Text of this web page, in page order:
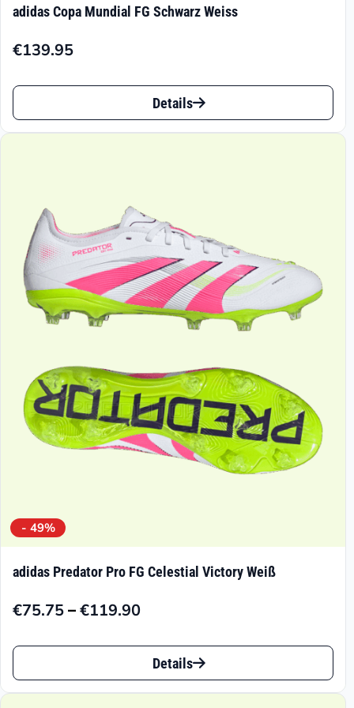
adidas Copa Mundial FG Schwarz Weiss
€139.95
Dieses
Produkt
auf.
Die
Optionen
können
Produktseite
gewählt
Details
- 49%
adidas Predator Pro FG Celestial Victory Weiß
€75.75–€119.90
Preisspanne:
€75.75
€119.90
Dieses
Produkt
Details